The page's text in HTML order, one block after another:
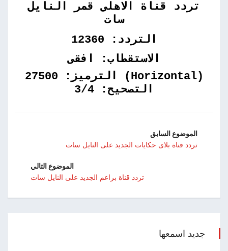
تردد قناة الاهلى قمر النايل
سات
التردد: 12360
الاستقطاب: افقى
(Horizontal) الترميز: 27500
التصحيح: 3/4
الموضوع السابق
تردد قناة بلاى حكايات الجديد على النايل سات
الموضوع التالي
تردد قناة براعم الجديد على النايل سات
جديد اسمعها